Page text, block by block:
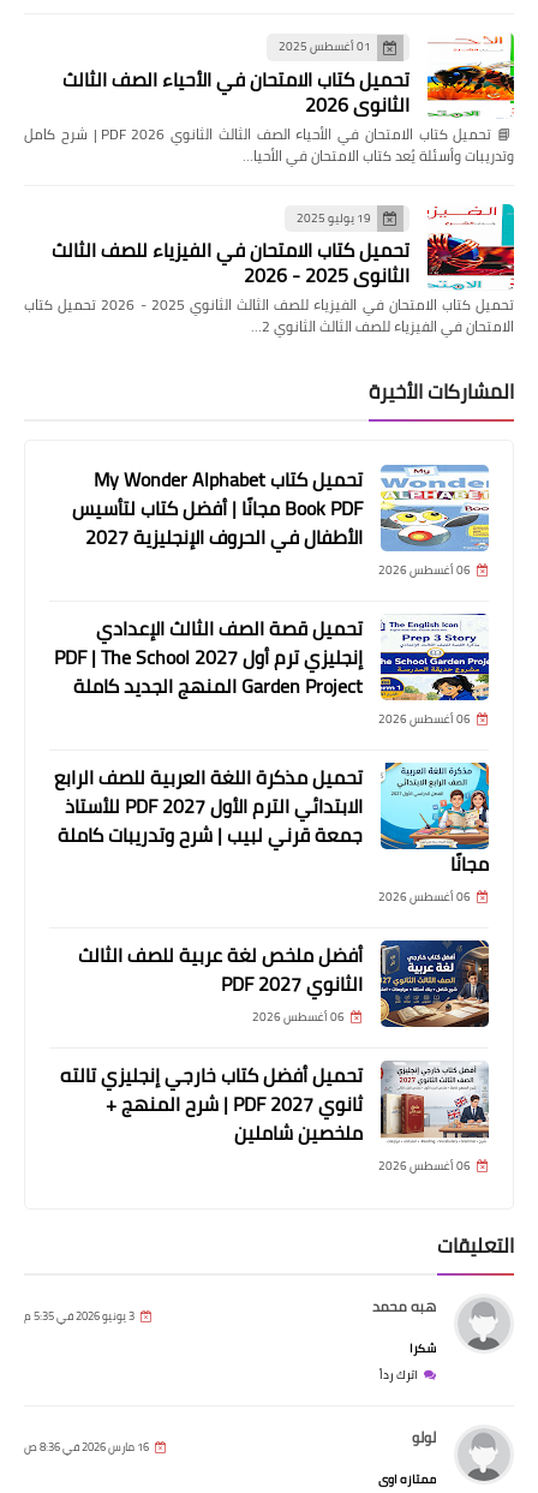
01 أغسطس 2025
تحميل كتاب الامتحان في الأحياء الصف الثالث
الثانوي 2026
📘 تحميل كتاب الامتحان في الأحياء الصف الثالث الثانوي 2026 PDF | شرح كامل
وتدريبات وأسئلة يُعد كتاب الامتحان في الأحيا…
19 يوليو 2025
تحميل كتاب الامتحان في الفيزياء للصف الثالث
الثانوي 2025 - 2026
تحميل كتاب الامتحان في الفيزياء للصف الثالث الثانوي 2025 - 2026 تحميل كتاب
الامتحان في الفيزياء للصف الثالث الثانوي 2…
المشاركات الأخيرة
تحميل كتاب My Wonder Alphabet
Book PDF مجانًا | أفضل كتاب لتأسيس
الأطفال في الحروف الإنجليزية 2027
06 أغسطس 2026
تحميل قصة الصف الثالث الإعدادي
إنجليزي ترم أول 2027 PDF | The School
Garden Project المنهج الجديد كاملة
06 أغسطس 2026
تحميل مذكرة اللغة العربية للصف الرابع
الابتدائي الترم الأول 2027 PDF للأستاذ
جمعة قرني لبيب | شرح وتدريبات كاملة
مجانًا
06 أغسطس 2026
أفضل ملخص لغة عربية للصف الثالث
الثانوي 2027 PDF
06 أغسطس 2026
تحميل أفضل كتاب خارجي إنجليزي تالته
ثانوي 2027 PDF | شرح المنهج +
ملخصين شاملين
06 أغسطس 2026
التعليقات
هبه محمد 3 يونيو 2026 في 5:35 م
شكرا
اترك رداً
لولو 16 مارس 2026 في 8:36 ص
ممتازه اوى